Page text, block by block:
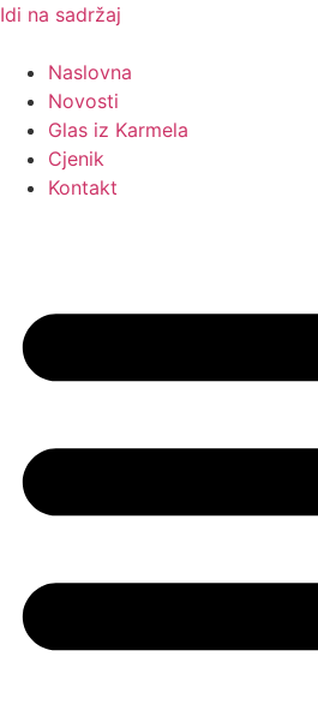
Idi na sadržaj
Naslovna
Novosti
Glas iz Karmela
Cjenik
Kontakt